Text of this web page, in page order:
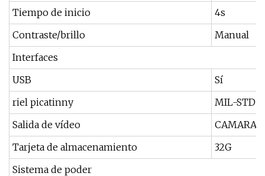
Tiempo de inicio
4s
Contraste/brillo
Manual
Interfaces
USB
Sí
riel picatinny
MIL-STD
Salida de vídeo
Tarjeta de almacenamiento
32G
Sistema de poder